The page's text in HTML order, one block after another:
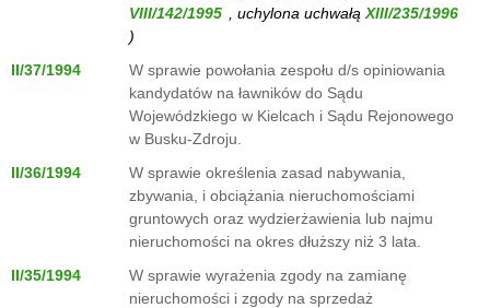
, uchylona uchwałą
)
II/37/1994
W sprawie powołania zespołu d/s opiniowania
kandydatów na ławników do Sądu
Wojewódzkiego w Kielcach i Sądu Rejonowego
w Busku-Zdroju.
II/36/1994
W sprawie określenia zasad nabywania,
zbywania, i obciążania nieruchomościami
gruntowych oraz wydzierżawienia lub najmu
nieruchomości na okres dłuższy niż 3 lata.
II/35/1994
W sprawie wyrażenia zgody na zamianę
nieruchomości i zgody na sprzedaż